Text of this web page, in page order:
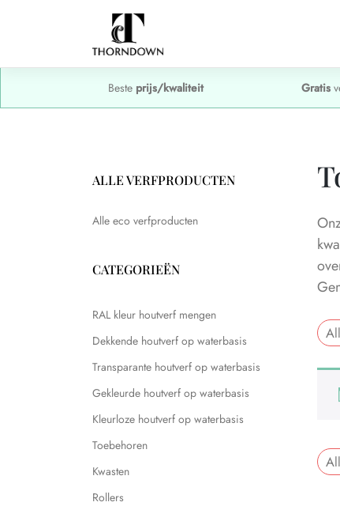
Beste prijs/kwaliteit Gratis
ALLE VERFPRODUCTEN
Alle eco verfproducten
CATEGORIEËN
RAL kleur houtverf mengen
Dekkende houtverf op waterbasis
Transparante houtverf op waterbasis
Gekleurde houtverf op waterbasis
Kleurloze houtverf op waterbasis
Toebehoren
Kwasten
Rollers